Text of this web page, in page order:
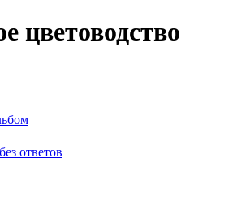
цветоводство
ответов